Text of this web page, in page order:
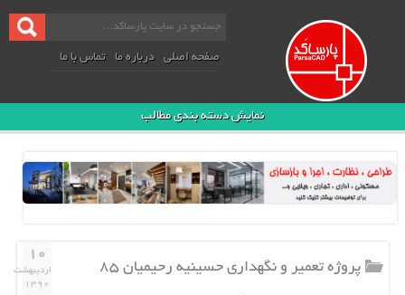
صفحه اصلی درباره ما تماس با ما
نمایش دسته بندی مطالب
۱۰
اردیبهشت
۱۳۹۰
پروژه تعمیر و نگهداری حسینیه رحیمیان ۸۵